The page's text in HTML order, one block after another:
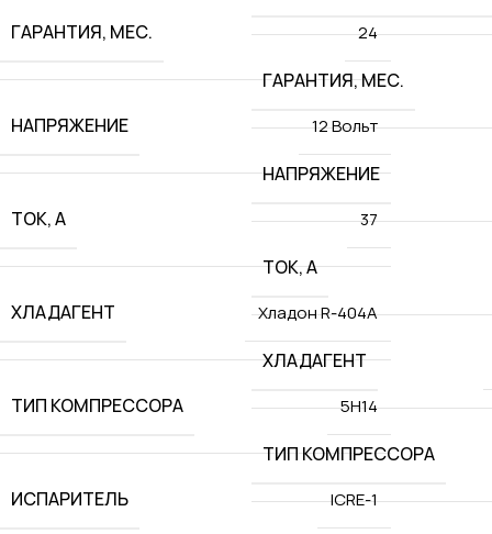
ГАРАНТИЯ, МЕС. 24
НАПРЯЖЕНИЕ 12 Вольт
ТОК, А 37
ХЛАДАГЕНТ Хладон R-404A
ТИП КОМПРЕССОРА 5H14
ИСПАРИТЕЛЬ ICRE-1
ГАРАНТИЯ, МЕС.
НАПРЯЖЕНИЕ
ТОК, А
ХЛАДАГЕНТ
ТИП КОМПРЕССОРА